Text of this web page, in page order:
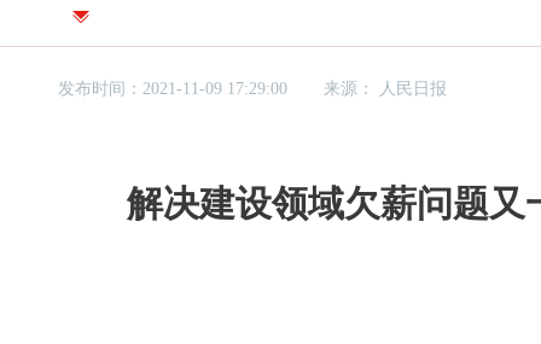
发布时间：2021-11-09 17:29:00 来源： 人民日报
解决建设领域欠薪问题